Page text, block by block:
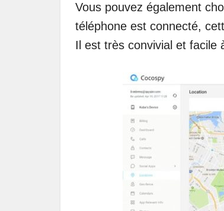
Vous pouvez également
téléphone est connecté,
Il est très convivial et facile